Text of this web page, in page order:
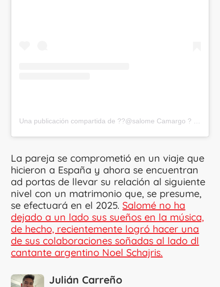
La pareja se comprometió en un viaje que
hicieron a España y ahora se encuentran
ad portas de llevar su relación al siguiente
nivel con un matrimonio que, se presume,
se efectuará en el 2025.Salomé no ha
dejado a un lado sus sueños en la música,
de hecho, recientemente logró hacer una
de sus colaboraciones soñadas al lado dl
cantante argentino Noel Schajris.
Julián Carreño